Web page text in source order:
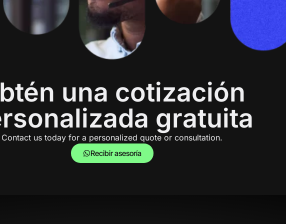
una cotización
gratuita
Contact us today for a personalized quote or consultation.
Recibir asesoría